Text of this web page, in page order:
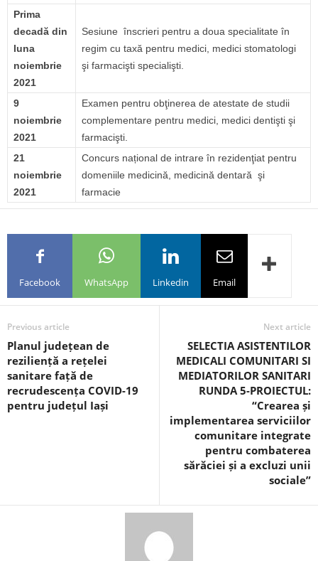
Prima
decadă din
luna
noiembrie
2021
Sesiune înscrieri pentru a doua specialitate în
regim cu taxă pentru medici, medici stomatologi
şi farmacişti specialişti.
9
noiembrie
2021
Examen pentru obţinerea de atestate de studii
complementare pentru medici, medici dentişti şi
farmacişti.
21
noiembrie
2021
Concurs național de intrare în rezidenţiat pentru
domeniile medicină, medicină dentară şi
farmacie
Facebook WhatsApp Linkedin Email
Previous article
Planul județean de
reziliență a rețelei
sanitare față de
recrudescența COVID-19
pentru județul Iași
Next article
SELECTIA ASISTENTILOR
MEDICALI COMUNITARI SI
MEDIATORILOR SANITARI
RUNDA 5-PROIECTUL:
“Crearea și
implementarea serviciilor
comunitare integrate
pentru combaterea
sărăciei și a excluzi unii
sociale”